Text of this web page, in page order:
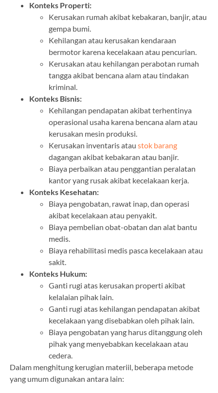
Konteks Properti:
Kerusakan rumah akibat kebakaran, banjir, atau
gempa bumi.
Kehilangan atau kerusakan kendaraan
bermotor karena kecelakaan atau pencurian.
Kerusakan atau kehilangan perabotan rumah
tangga akibat bencana alam atau tindakan
kriminal.
Konteks Bisnis:
Kehilangan pendapatan akibat terhentinya
operasional usaha karena bencana alam atau
kerusakan mesin produksi.
Kerusakan inventaris atau stok barang
dagangan akibat kebakaran atau banjir.
Biaya perbaikan atau penggantian peralatan
kantor yang rusak akibat kecelakaan kerja.
Konteks Kesehatan:
Biaya pengobatan, rawat inap, dan operasi
akibat kecelakaan atau penyakit.
Biaya pembelian obat-obatan dan alat bantu
medis.
Biaya rehabilitasi medis pasca kecelakaan atau
sakit.
Konteks Hukum:
Ganti rugi atas kerusakan properti akibat
kelalaian pihak lain.
Ganti rugi atas kehilangan pendapatan akibat
kecelakaan yang disebabkan oleh pihak lain.
Biaya pengobatan yang harus ditanggung oleh
pihak yang menyebabkan kecelakaan atau
cedera.
Dalam menghitung kerugian materiil, beberapa metode
yang umum digunakan antara lain: